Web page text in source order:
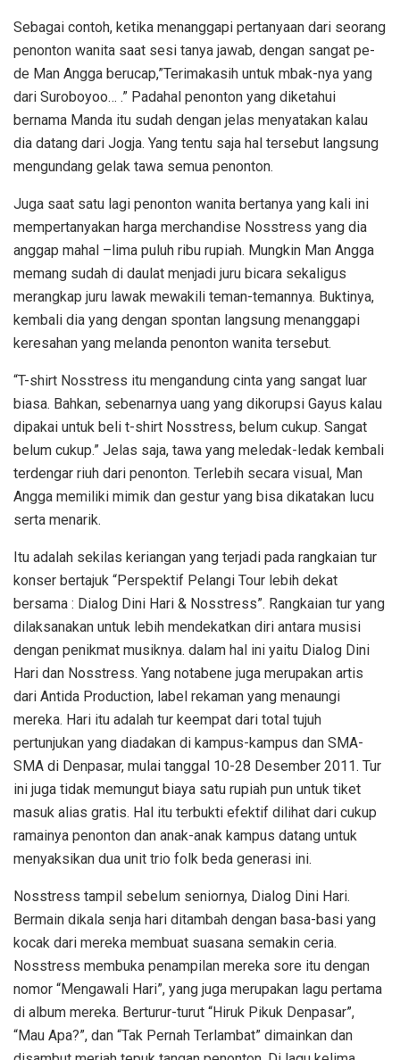
Sebagai contoh, ketika menanggapi pertanyaan dari seorang
penonton wanita saat sesi tanya jawab, dengan sangat pe-
de Man Angga berucap,”Terimakasih untuk mbak-nya yang
dari Suroboyoo… .” Padahal penonton yang diketahui
bernama Manda itu sudah dengan jelas menyatakan kalau
dia datang dari Jogja. Yang tentu saja hal tersebut langsung
mengundang gelak tawa semua penonton.
Juga saat satu lagi penonton wanita bertanya yang kali ini
mempertanyakan harga merchandise Nosstress yang dia
anggap mahal –lima puluh ribu rupiah. Mungkin Man Angga
memang sudah di daulat menjadi juru bicara sekaligus
merangkap juru lawak mewakili teman-temannya. Buktinya,
kembali dia yang dengan spontan langsung menanggapi
keresahan yang melanda penonton wanita tersebut.
“T-shirt Nosstress itu mengandung cinta yang sangat luar
biasa. Bahkan, sebenarnya uang yang dikorupsi Gayus kalau
dipakai untuk beli t-shirt Nosstress, belum cukup. Sangat
belum cukup.” Jelas saja, tawa yang meledak-ledak kembali
terdengar riuh dari penonton. Terlebih secara visual, Man
Angga memiliki mimik dan gestur yang bisa dikatakan lucu
serta menarik.
Itu adalah sekilas keriangan yang terjadi pada rangkaian tur
konser bertajuk “Perspektif Pelangi Tour lebih dekat
bersama : Dialog Dini Hari & Nosstress”. Rangkaian tur yang
dilaksanakan untuk lebih mendekatkan diri antara musisi
dengan penikmat musiknya. dalam hal ini yaitu Dialog Dini
Hari dan Nosstress. Yang notabene juga merupakan artis
dari Antida Production, label rekaman yang menaungi
mereka. Hari itu adalah tur keempat dari total tujuh
pertunjukan yang diadakan di kampus-kampus dan SMA-
SMA di Denpasar, mulai tanggal 10-28 Desember 2011. Tur
ini juga tidak memungut biaya satu rupiah pun untuk tiket
masuk alias gratis. Hal itu terbukti efektif dilihat dari cukup
ramainya penonton dan anak-anak kampus datang untuk
menyaksikan dua unit trio folk beda generasi ini.
Nosstress tampil sebelum seniornya, Dialog Dini Hari.
Bermain dikala senja hari ditambah dengan basa-basi yang
kocak dari mereka membuat suasana semakin ceria.
Nosstress membuka penampilan mereka sore itu dengan
nomor “Mengawali Hari”, yang juga merupakan lagu pertama
di album mereka. Berturur-turut “Hiruk Pikuk Denpasar”,
“Mau Apa?”, dan “Tak Pernah Terlambat” dimainkan dan